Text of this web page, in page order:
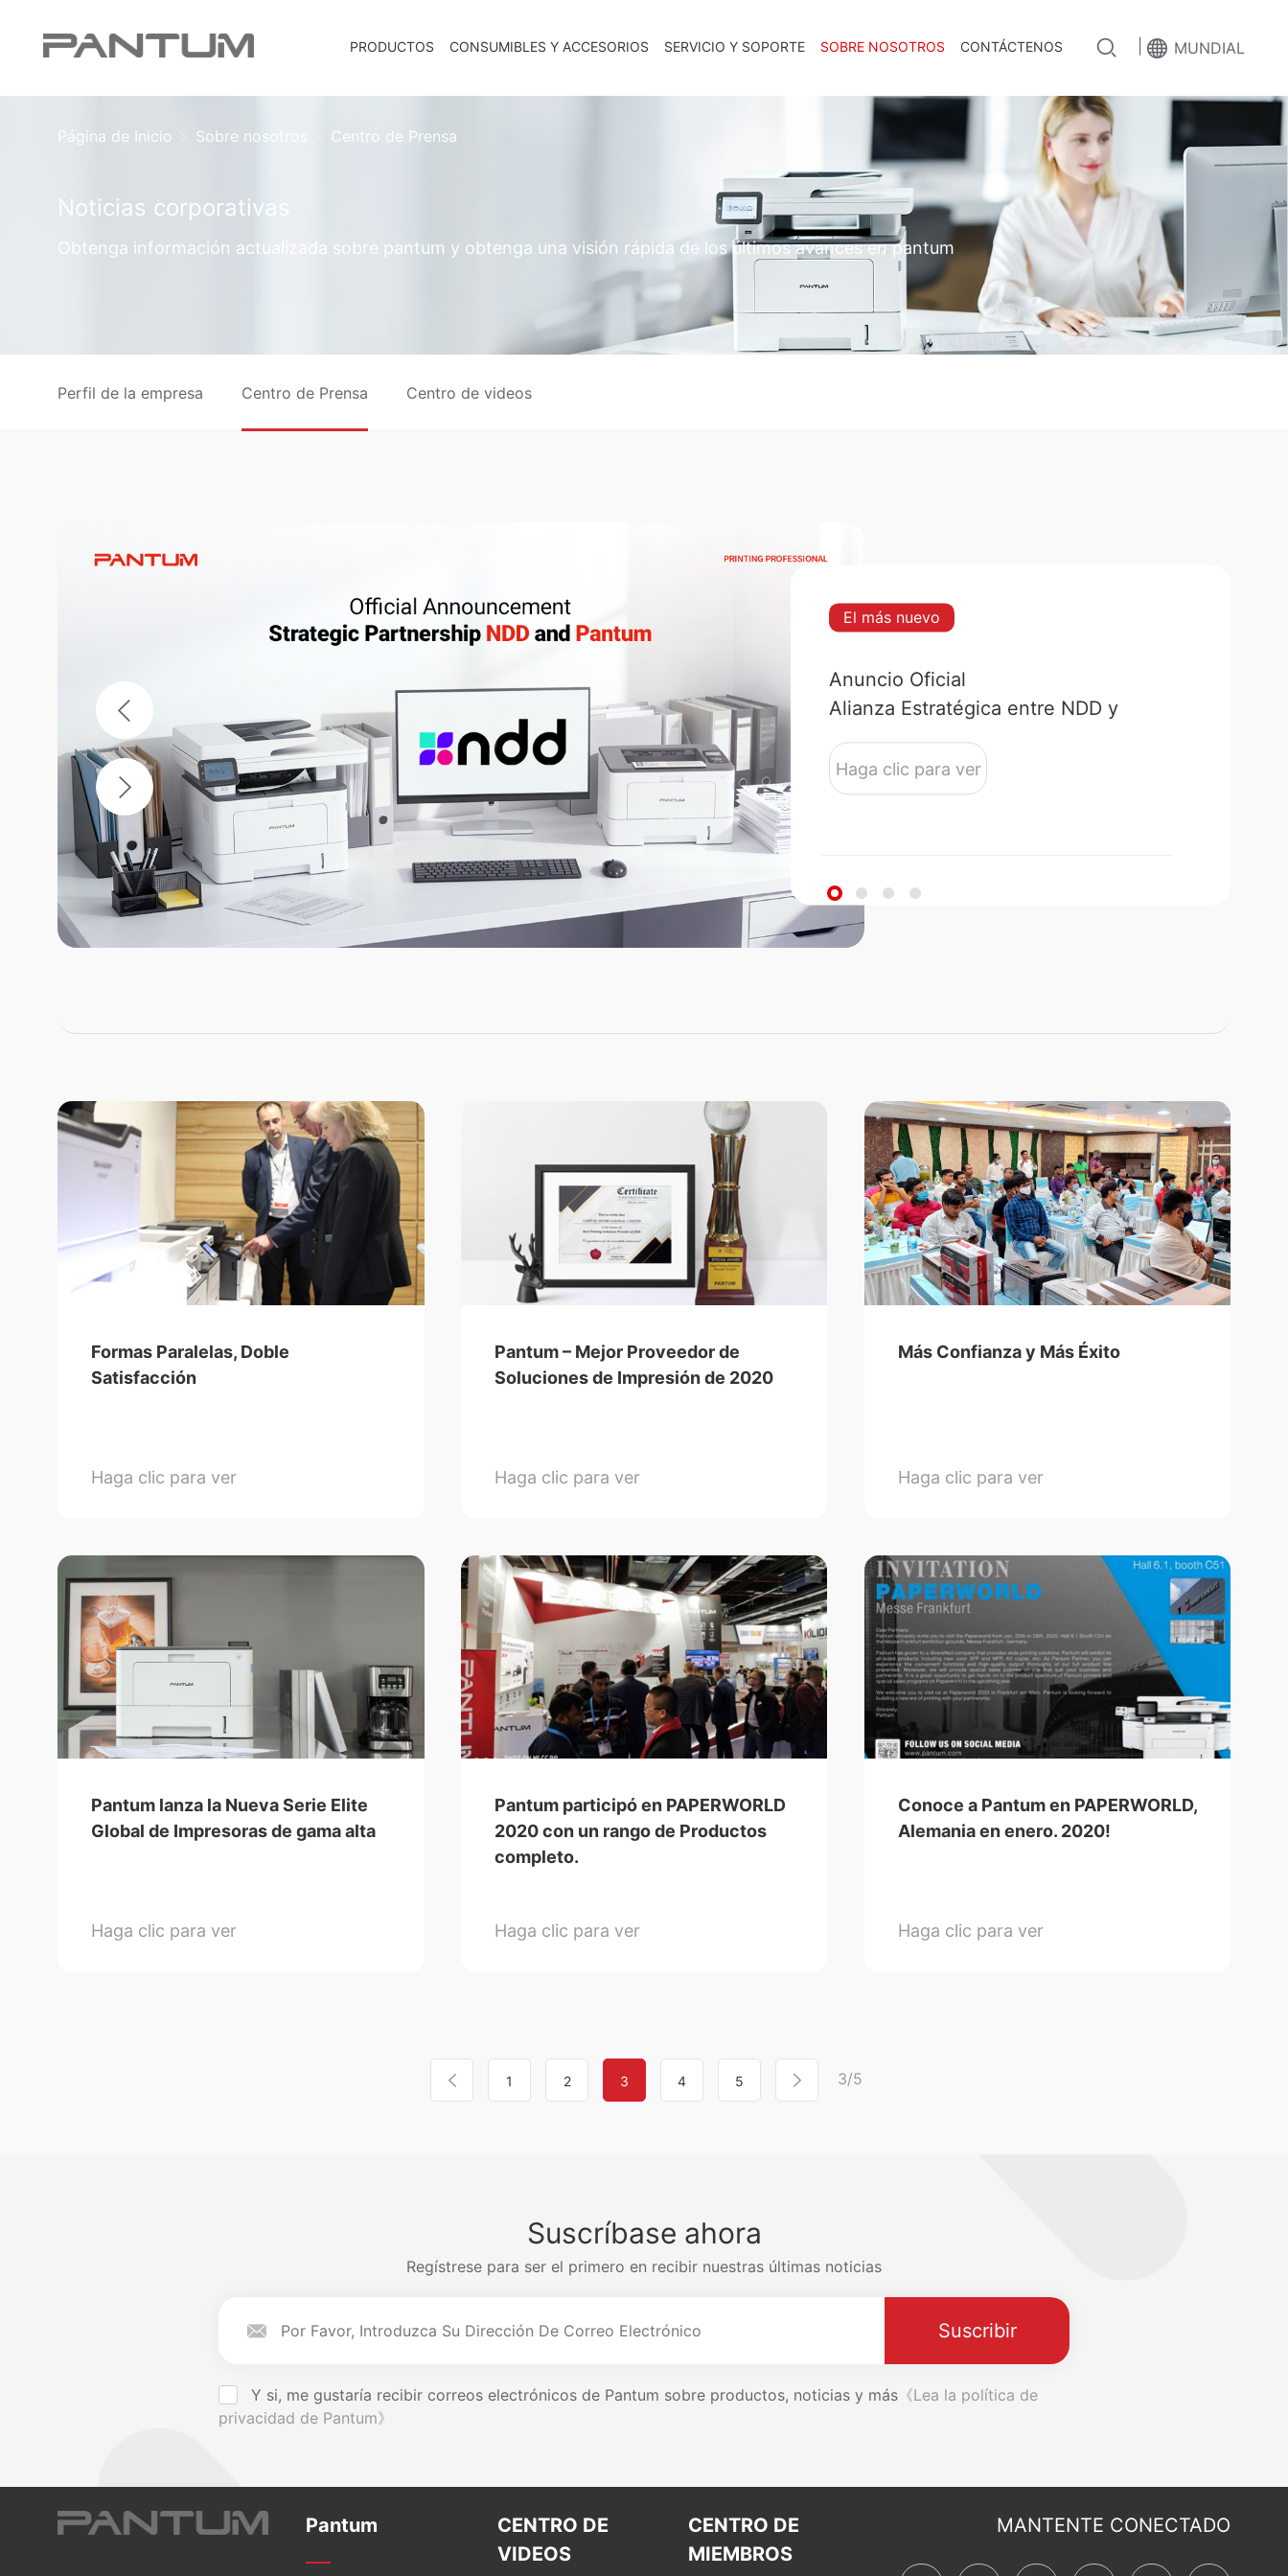
MUNDIAL
PRODUCTOS CONSUMIBLES Y ACCESORIOS SERVICIO Y SOPORTE SOBRE NOSOTROS CONTÁCTENOS
Noticias corporativas
Obtenga información actualizada sobre pantum y obtenga una visión rápida de los últimos avances en pantum
Página de Inicio Sobre nosotros Centro de Prensa
Perfil de la empresa Centro de Prensa Centro de videos
El más nuevo
Anuncio Oficial
Alianza Estratégica entre NDD y
Pantum
Haga clic para ver
Formas Paralelas, Doble
Satisfacción
Haga clic para ver
Pantum – Mejor Proveedor de
Soluciones de Impresión de 2020
Haga clic para ver
Más Confianza y Más Éxito
Haga clic para ver
Pantum lanza la Nueva Serie Elite
Global de Impresoras de gama alta
Haga clic para ver
Pantum participó en PAPERWORLD
2020 con un rango de Productos
completo.
Haga clic para ver
Conoce a Pantum en PAPERWORLD,
Alemania en enero. 2020!
Haga clic para ver
1 2 3 4 5 3/5
Suscríbase ahora
Regístrese para ser el primero en recibir nuestras últimas noticias
Suscribir
Y si, me gustaría recibir correos electrónicos de Pantum sobre productos, noticias y más 《Lea la política de
privacidad de Pantum》
Pantum
CENTRO DE
VIDEOS
CENTRO DE
MIEMBROS
MANTENTE CONECTADO